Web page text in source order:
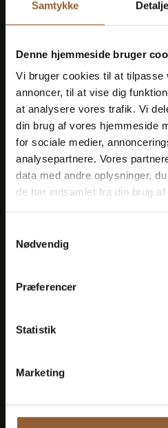
Samtykke
Denne hjemmeside bruger
Vi bruger cookies til at tilpasse
annoncer, til at vise dig
at analysere vores trafik. Vi
din brug af vores hjemmeside
for sociale medier,
analysepartnere. Vores
data med andre oplysninger,
de har indsamlet fra din brug
Nødvendig
Præferencer
Statistik
Marketing
Geeignet für den
Mitgliedervorteil bei
Mehr
Gold
449 DKK
12 Monate freier